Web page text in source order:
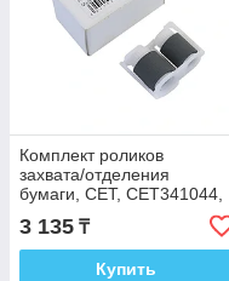
Комплект роликов
захвата/отделения
бумаги, CET, CET341044,
RM2-5576-000/RM2-5577-
000, Для принтеров HP
Color
3 135 ₸
Купить